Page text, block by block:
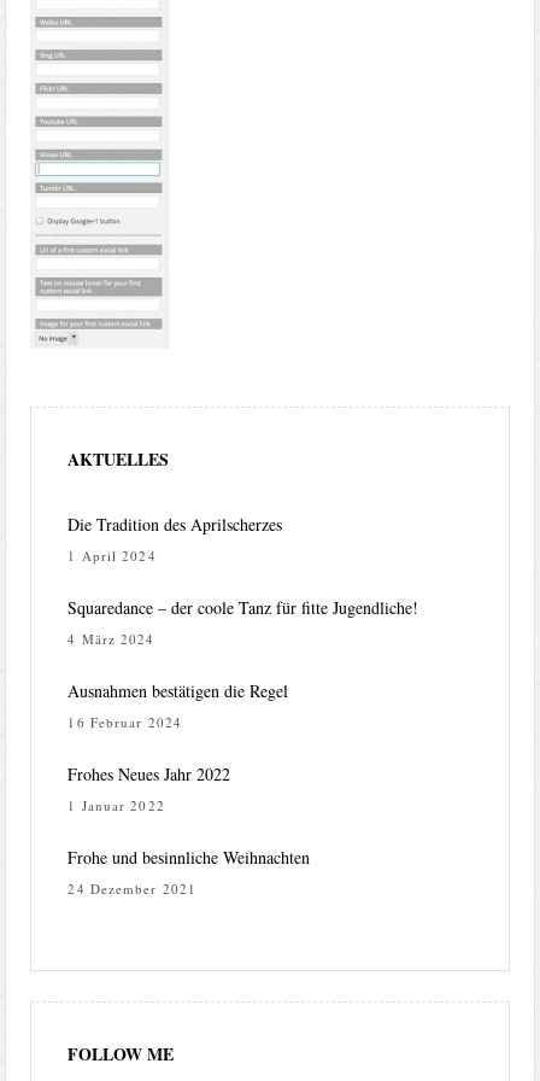
AKTUELLES
Die Tradition des Aprilscherzes
1 April 2024
Squaredance – der coole Tanz für fitte Jugendliche!
4 März 2024
Ausnahmen bestätigen die Regel
16 Februar 2024
Frohes Neues Jahr 2022
1 Januar 2022
Frohe und besinnliche Weihnachten
24 Dezember 2021
FOLLOW ME